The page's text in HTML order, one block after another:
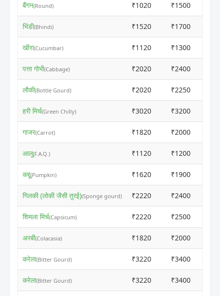
बैंगन(Round) ₹1020 ₹1500
भिंडी(Bhindi) ₹1520 ₹1700
खीरा(Cucumbar) ₹1120 ₹1300
पत्ता गोभी(Cabbage) ₹2020 ₹2400
लौकी(Bottle Gourd) ₹2020 ₹2250
हरी मिर्च(Green Chilly) ₹3020 ₹3200
गाजर(Carrot) ₹1820 ₹2000
आलू(F.A.Q.) ₹1120 ₹1200
कद्दू(Pumpkin) ₹1620 ₹1900
गिलकी (लोकी जैसी तुरई)(Sponge gourd) ₹2220 ₹2400
शिमला मिर्च(Capsicum) ₹2220 ₹2500
अरबी(Colacasia) ₹1820 ₹2000
करेला(Bitter Gourd) ₹3220 ₹3400
करेला(Bitter Gourd) ₹3220 ₹3400